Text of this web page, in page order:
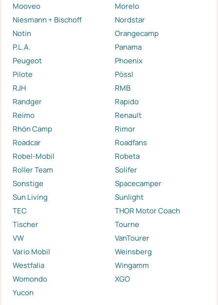
Mooveo
Morelo
Niesmann + Bischoff
Nordstar
Notin
Orangecamp
P.L.A.
Panama
Peugeot
Phoenix
Pilote
Pössl
RJH
RMB
Randger
Rapido
Reimo
Renault
Rhön Camp
Rimor
Roadcar
Roadfans
Robel-Mobil
Robeta
Roller Team
Solifer
Sonstige
Spacecamper
Sun Living
Sunlight
TEC
THOR Motor Coach
Tischer
Tourne
VW
VanTourer
Vario Mobil
Weinsberg
Westfalia
Wingamm
Womondo
XGO
Yucon